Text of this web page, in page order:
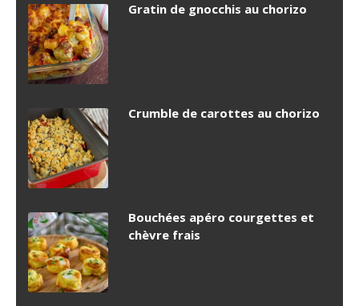
Gratin de gnocchis au chorizo
Crumble de carottes au chorizo
Bouchées apéro courgettes et
chèvre frais